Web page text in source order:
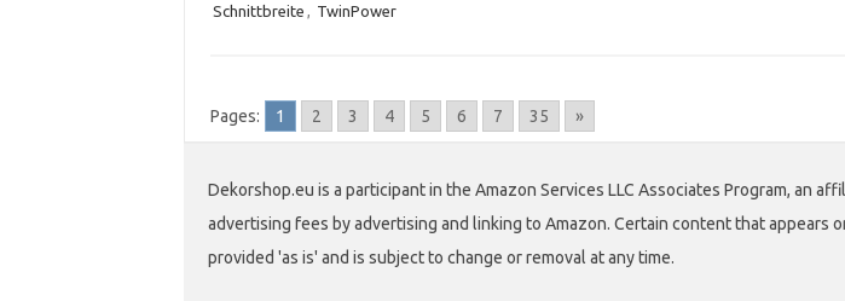
Schnittbreite , TwinPower
Pages: 1 2 3 4 5 6 7 35 »
Dekorshop.eu is a participant in the Amazon Services LLC Associates Program, an
advertising fees by advertising and linking to Amazon. Certain content that appears
provided 'as is' and is subject to change or removal at any time.